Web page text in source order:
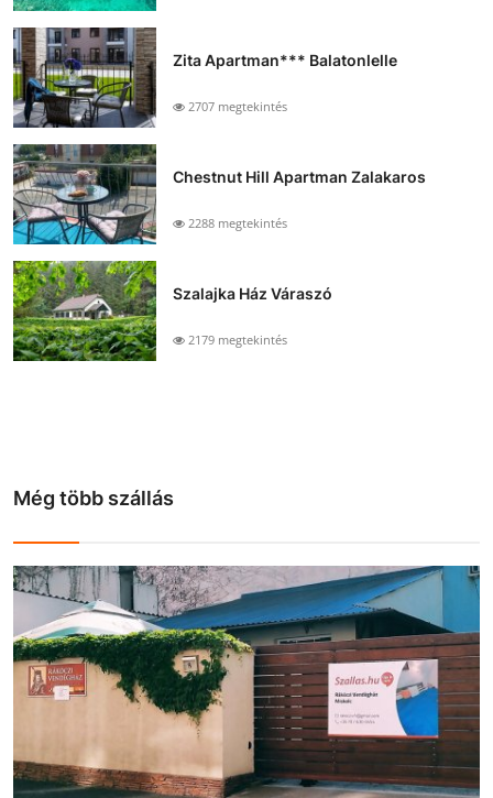
Zita Apartman*** Balatonlelle
2707 megtekintés
Chestnut Hill Apartman Zalakaros
2288 megtekintés
Szalajka Ház Váraszó
2179 megtekintés
Még több szállás